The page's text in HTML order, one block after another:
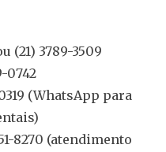
(21) 3789-3509
0742
(WhatsApp para
8270 (atendimento